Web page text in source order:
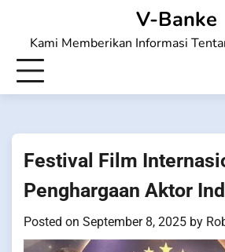
content
V-Banke
Kami Memberikan Informasi
Festival Film
Penghargaan Aktor
Posted on September 8, 2025 by